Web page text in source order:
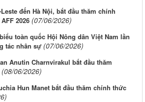
đến Hà Nội, bắt đầu thăm chính
2026 (07/06/2026)
toàn quốc Hội Nông dân Việt Nam lần
tác nhân sự (07/06/2026)
Anutin Charnvirakul bắt đầu thăm
(08/06/2026)
Hun Manet bắt đầu thăm chính thức